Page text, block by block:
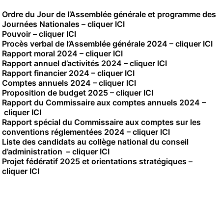
Ordre du Jour de l’Assemblée générale et programme des
Journées Nationales – cliquer ICI
Pouvoir – cliquer ICI
Procès verbal de l’Assemblée générale 2024 – cliquer ICI
Rapport moral 2024 – cliquer ICI
Rapport annuel d’activités 2024 – cliquer ICI
Rapport financier 2024 – cliquer ICI
Comptes annuels 2024 – cliquer ICI
Proposition de budget 2025 – cliquer ICI
Rapport du Commissaire aux comptes annuels 2024 –
cliquer ICI
Rapport spécial du Commissaire aux comptes sur les
conventions réglementées 2024 – cliquer ICI
Liste des candidats au collège national du conseil
d’administration – cliquer ICI
Projet fédératif 2025 et orientations stratégiques –
cliquer ICI